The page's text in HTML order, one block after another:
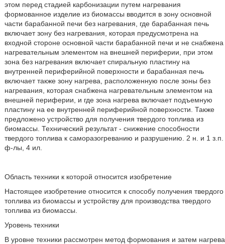
этом перед стадией карбонизации путем нагревания
формованное изделие из биомассы вводится в зону основной
части барабанной печи без нагревания, где барабанная печь
включает зону без нагревания, которая предусмотрена на
входной стороне основной части барабанной печи и не снабжена
нагревательным элементом на внешней периферии, при этом
зона без нагревания включает спиральную пластину на
внутренней периферийной поверхности и барабанная печь
включает также зону нагрева, расположенную после зоны без
нагревания, которая снабжена нагревательным элементом на
внешней периферии, и где зона нагрева включает подъемную
пластину на ее внутренней периферийной поверхности. Также
предложено устройство для получения твердого топлива из
биомассы. Технический результат - снижение способности
твердого топлива к саморазогреванию и разрушению. 2 н. и 1 з.п.
ф-лы, 4 ил.
Область техники к которой относится изобретение
Настоящее изобретение относится к способу получения твердого
топлива из биомассы и устройству для производства твердого
топлива из биомассы.
Уровень техники
В уровне техники рассмотрен метод формования и затем нагрева